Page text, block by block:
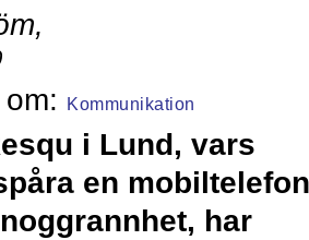
,
Kommunikation
i Lund, vars
en mobiltelefon
har